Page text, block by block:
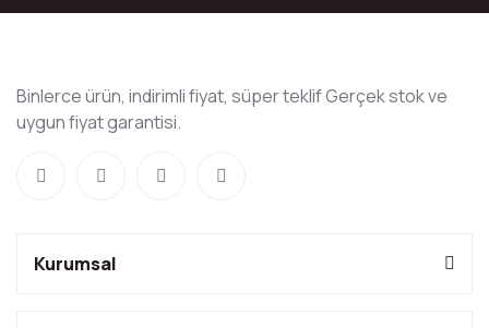
Binlerce ürün, indirimli fiyat, süper teklif Gerçek stok ve
uygun fiyat garantisi.
Kurumsal